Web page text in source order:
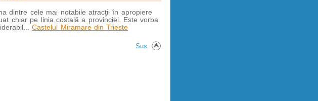
dintre cele mai notabile atracţii în apropiere
chiar pe linia costală a provinciei. Este vorba
Castelul Miramare din Trieste
Sus